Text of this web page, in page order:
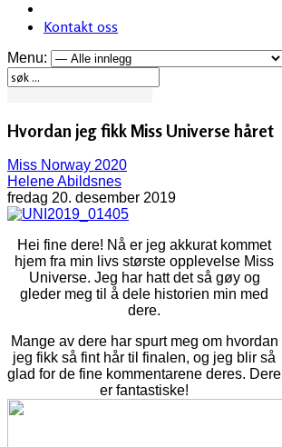
Kontakt oss
Menu:
Hvordan jeg fikk Miss Universe håret
Miss Norway 2020
Helene Abildsnes
fredag 20. desember 2019
Hei fine dere! Nå er jeg akkurat kommet
hjem fra min livs største opplevelse Miss
Universe. Jeg har hatt det så gøy og
gleder meg til å dele historien min med
dere.
Mange av dere har spurt meg om hvordan
jeg fikk så fint hår til finalen, og jeg blir så
glad for de fine kommentarene deres. Dere
er fantastiske!